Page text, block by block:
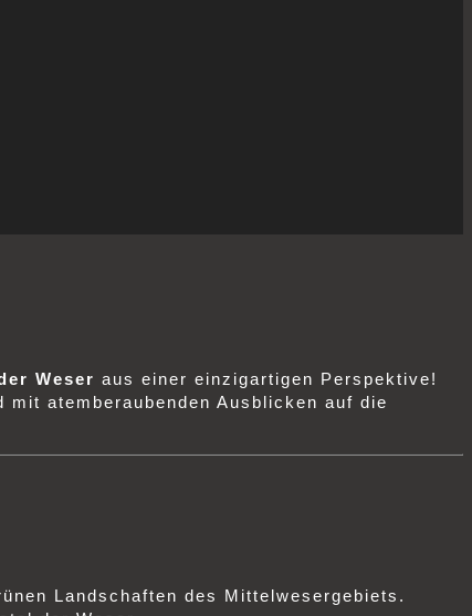
Weser aus einer einzigartigen Perspektive!
atemberaubenden Ausblicken auf die
Landschaften des Mittelwesergebiets.